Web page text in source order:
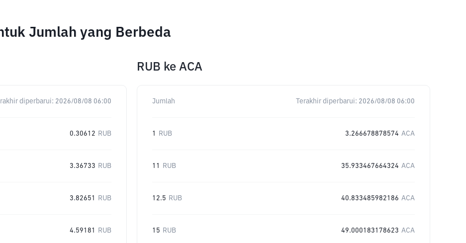
Jumlah yang Berbeda
diperbarui: 2026/08/08 06:00
0.30612 RUB
3.36733 RUB
3.82651 RUB
4.59181 RUB
RUB ke ACA
Jumlah Terakhir diperbarui: 2026/08/08 06:00
1 RUB 3.266678878574 ACA
11 RUB 35.933467664324 ACA
12.5 RUB 40.833485982186 ACA
15 RUB 49.000183178623 ACA